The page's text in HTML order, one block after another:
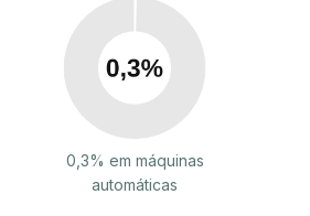
0,3% em máquinas
automáticas